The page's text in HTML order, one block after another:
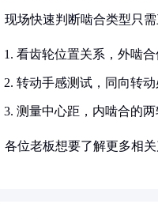
现场快速判断啮合类型只需
看齿轮位置关系，外啮
转动手感测试，同向转
测量中心距，内啮合的
各位老板想要了解更多相